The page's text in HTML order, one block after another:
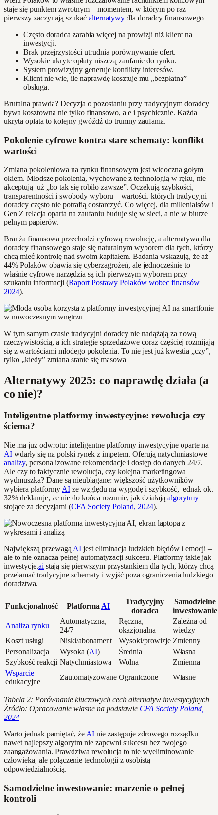
staje się punktem zwrotnym – momentem, w którym po raz
pierwszy zaczynają szukać alternatywy dla doradcy finansowego.
Często doradca zarabia więcej na prowizji niż klient na
inwestycji.
Brak przejrzystości utrudnia porównywanie ofert.
Wysokie ukryte opłaty niszczą zaufanie do rynku.
System prowizyjny generuje konflikty interesów.
Klient nie wie, ile naprawdę kosztuje mu „bezpłatna”
obsługa.
Brutalna prawda? Decyzja o pozostaniu przy tradycyjnym doradcy
bywa kosztowna nie tylko finansowo, ale i psychicznie. Każda
ukryta opłata to kolejny gwóźdź do trumny zaufania.
Pokolenie cyfrowe kontra stare schematy: konflikt
wartości
Zmiana pokoleniowa na rynku finansowym jest widoczna gołym
okiem. Młodsze pokolenia, wychowane z technologią w ręku, nie
akceptują już „bo tak się robiło zawsze”. Oczekują szybkości,
transparentności i swobody wyboru – wartości, których tradycyjni
doradcy często nie potrafią dostarczyć. Co więcej, dla millenialsów i
Gen Z relacja oparta na zaufaniu buduje się w sieci, a nie w biurze
pełnym papierów.
Branża finansowa przechodzi cyfrową rewolucję, a alternatywa dla
doradcy finansowego staje się naturalnym wyborem dla tych, którzy
chcą mieć kontrolę nad swoim kapitałem. Badania wskazują, że aż
44% Polaków obawia się cyberzagrożeń, ale jednocześnie to
właśnie cyfrowe narzędzia są ich pierwszym wyborem przy
szukaniu informacji (Raport Postawy Polaków wobec finansów
2024).
W tym samym czasie tradycyjni doradcy nie nadążają za nową
rzeczywistością, a ich strategie sprzedażowe coraz częściej rozmijają
się z wartościami młodego pokolenia. To nie jest już kwestia „czy”,
tylko „kiedy” zmiana stanie się masowa.
Alternatywy 2025: co naprawdę działa (a
co nie)?
Inteligentne platformy inwestycyjne: rewolucja czy
ściema?
Nie ma już odwrotu: inteligentne platformy inwestycyjne oparte na
AI wdarły się na polski rynek z impetem. Oferują natychmiastowe
analizy, personalizowane rekomendacje i dostęp do danych 24/7.
Ale czy to faktycznie rewolucja, czy kolejna marketingowa
wydmuszka? Dane są nieubłagane: większość użytkowników
wybiera platformy AI ze względu na wygodę i szybkość, jednak ok.
32% deklaruje, że nie do końca rozumie, jak działają algorytmy
stojące za decyzjami (CFA Society Poland, 2024).
Największą przewagą AI jest eliminacja ludzkich błędów i emocji –
ale to nie oznacza pełnej automatyzacji sukcesu. Platformy takie jak
inwestycje.ai stają się pierwszym przystankiem dla tych, którzy chcą
przełamać tradycyjne schematy i wyjść poza ograniczenia ludzkiego
doradztwa.
Funkcjonalność Platforma AI
Tradycyjny
doradca
Samodzielne
inwestowanie
Analiza rynku
Automatyczna,
24/7
Ręczna,
okazjonalna
Zależna od
wiedzy
Koszt usługi
Niski/abonament Wysoki/prowizje Zmienny
Personalizacja
Wysoka (AI) Średnia
Własna
Szybkość reakcji Natychmiastowa Wolna
Zmienna
Wsparcie
edukacyjne
Zautomatyzowane Ograniczone Własne
Tabela 2: Porównanie kluczowych cech alternatyw inwestycyjnych
Źródło: Opracowanie własne na podstawie CFA Society Poland,
2024
Warto jednak pamiętać, że AI nie zastępuje zdrowego rozsądku –
nawet najlepszy algorytm nie zapewni sukcesu bez twojego
zaangażowania. Prawdziwa rewolucja to nie wyeliminowanie
człowieka, ale połączenie technologii z osobistą
odpowiedzialnością.
Samodzielne inwestowanie: marzenie o pełnej
kontroli